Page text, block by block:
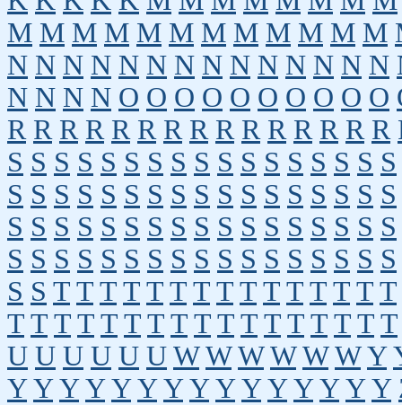
M M M M M M M M M M M M
N N N N N N N N N N N N N N
N N N N O O O O O O O O O O
R R R R R R R R R R R R R R R
S S S S S S S S S S S S S S S S S
S S S S S S S S S S S S S S S S S
S S S S S S S S S S S S S S S S S
S S S S S S S S S S S S S S S S S
S S T T T T T T T T T T T T T T T
T T T T T T T T T T T T T T T T T
U U U U U U W W W W W W Y
Y Y Y Y Y Y Y Y Y Y Y Y Y Y Y